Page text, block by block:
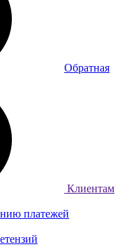
Обратная
Клиентам
платежей